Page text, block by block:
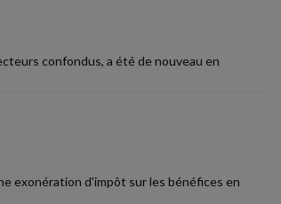
confondus, a été de nouveau en
exonération d'impôt sur les bénéfices en